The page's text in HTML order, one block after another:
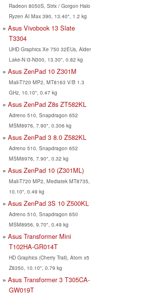
Radeon 8050S, Strix / Gorgon Halo
Ryzen AI Max 390, 13.40", 1.2 kg
Asus Vivobook 13 Slate
T3304
UHD Graphics Xe 750 32EUs, Alder
Lake-N i3-N300, 13.30", 0.82 kg
Asus ZenPad 10 Z301M
Mali-T720 MP2, MT8163 V/B 1.3
GHz, 10.10", 0.47 kg
Asus ZenPad Z8s ZT582KL
Adreno 510, Snapdragon 652
MSM8976, 7.90", 0.306 kg
Asus ZenPad 3 8.0 Z582KL
Adreno 510, Snapdragon 652
MSM8976, 7.90", 0.32 kg
Asus ZenPad 10 (Z301ML)
Mali-T720 MP2, Mediatek MT8735,
10.10", 0.49 kg
Asus ZenPad 3S 10 Z500KL
Adreno 510, Snapdragon 650
MSM8956, 9.70", 0.49 kg
Asus Transformer Mini
T102HA-GR014T
HD Graphics (Cherry Trail), Atom x5
Z8350, 10.10", 0.79 kg
Asus Transformer 3 T305CA-
GW019T